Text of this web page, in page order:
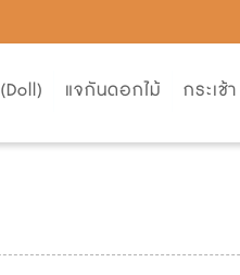
(Doll) แจกันดอกไม้ กระเช้า